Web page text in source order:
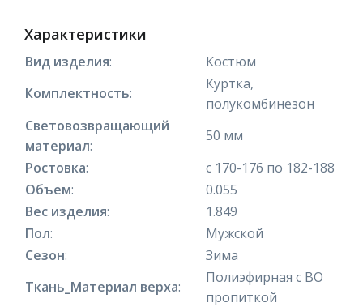
Характеристики
Вид изделия:
Костюм
Комплектность:
Куртка,
полукомбинезон
Световозвращающий
материал:
50 мм
Ростовка:
с 170-176 по 182-188
Объем:
0.055
Вес изделия:
1.849
Пол:
Мужской
Сезон:
Зима
Ткань_Материал верха:
Полиэфирная с ВО
пропиткой